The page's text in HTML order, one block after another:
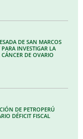
DE SAN MARCOS
INVESTIGAR LA
DE OVARIO
DE PETROPERÚ
DÉFICIT FISCAL